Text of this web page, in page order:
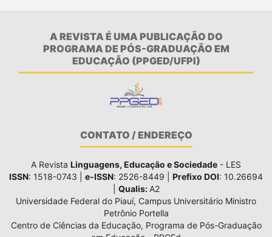
A REVISTA É UMA PUBLICAÇÃO DO
PROGRAMA DE PÓS-GRADUAÇÃO EM
EDUCAÇÃO (PPGED/UFPI)
CONTATO / ENDEREÇO
A Revista Linguagens, Educação e Sociedade - LES
ISSN: 1518-0743 | e-ISSN: 2526-8449 | Prefixo DOI: 10.26694
Qualis:A2
Universidade Federal do Piauí, Campus Universitário Ministro
Petrônio Portella
Centro de Ciências da Educação, Programa de Pós-Graduação